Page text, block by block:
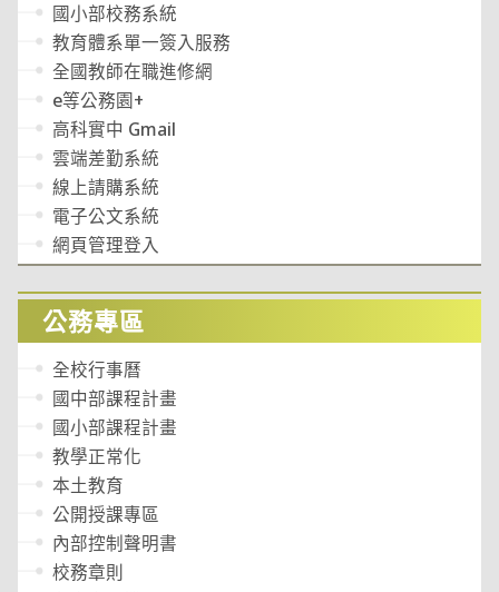
國小部校務系統
教育體系單一簽入服務
全國教師在職進修網
e等公務園+
高科實中 Gmail
雲端差勤系統
線上請購系統
電子公文系統
網頁管理登入
公務專區
全校行事曆
國中部課程計畫
國小部課程計畫
教學正常化
本土教育
公開授課專區
內部控制聲明書
校務章則